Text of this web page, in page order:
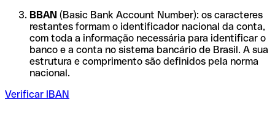
BBAN (Basic Bank Account Number): os caracteres
restantes formam o identificador nacional da conta,
com toda a informação necessária para identificar o
banco e a conta no sistema bancário de Brasil. A sua
estrutura e comprimento são definidos pela norma
nacional.
Verificar IBAN